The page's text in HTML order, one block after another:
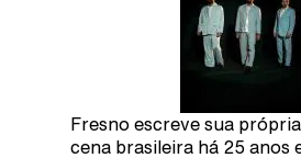
Fresno escreve sua
cena brasileira há 25 anos